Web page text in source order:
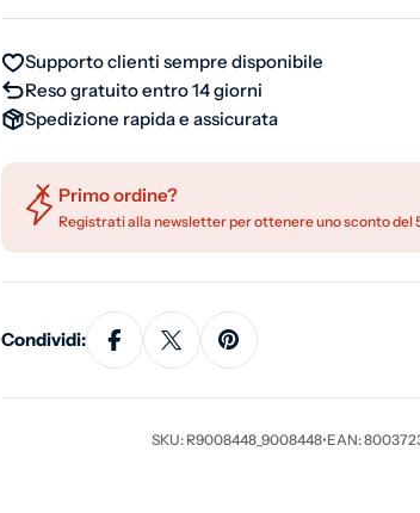
Supporto clienti sempre disponibile
Reso gratuito entro 14 giorni
Spedizione rapida e assicurata
Primo ordine?
Registrati alla newsletter per ottenere uno sconto del
Condividi:
SKU: R9008448_9008448•EAN: